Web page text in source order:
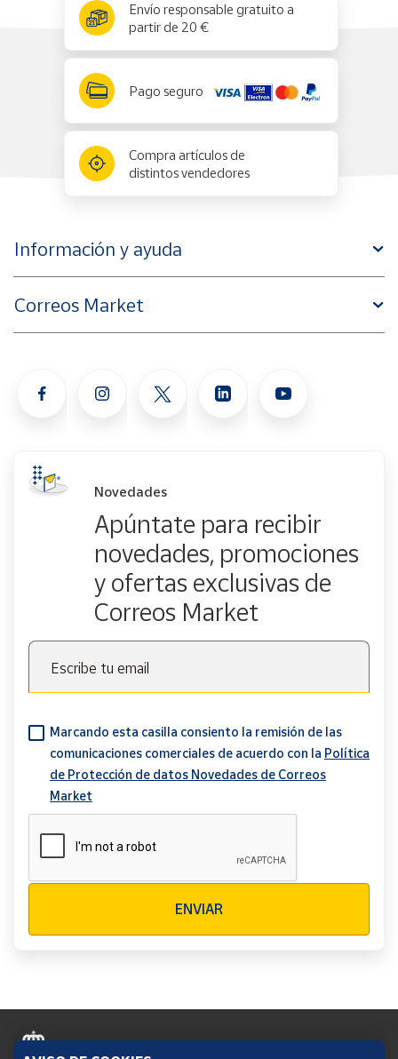
Envío responsable gratuito a
partir de 20 €
Pago seguro
Compra artículos de
distintos vendedores
Información y ayuda
Correos Market
Novedades
Apúntate para recibir
novedades, promociones
y ofertas exclusivas de
Correos Market
Escribe tu email
Marcando esta casilla consiento la remisión de las
comunicaciones comerciales de acuerdo con la Política
de Protección de datos Novedades de Correos
Market
ENVIAR